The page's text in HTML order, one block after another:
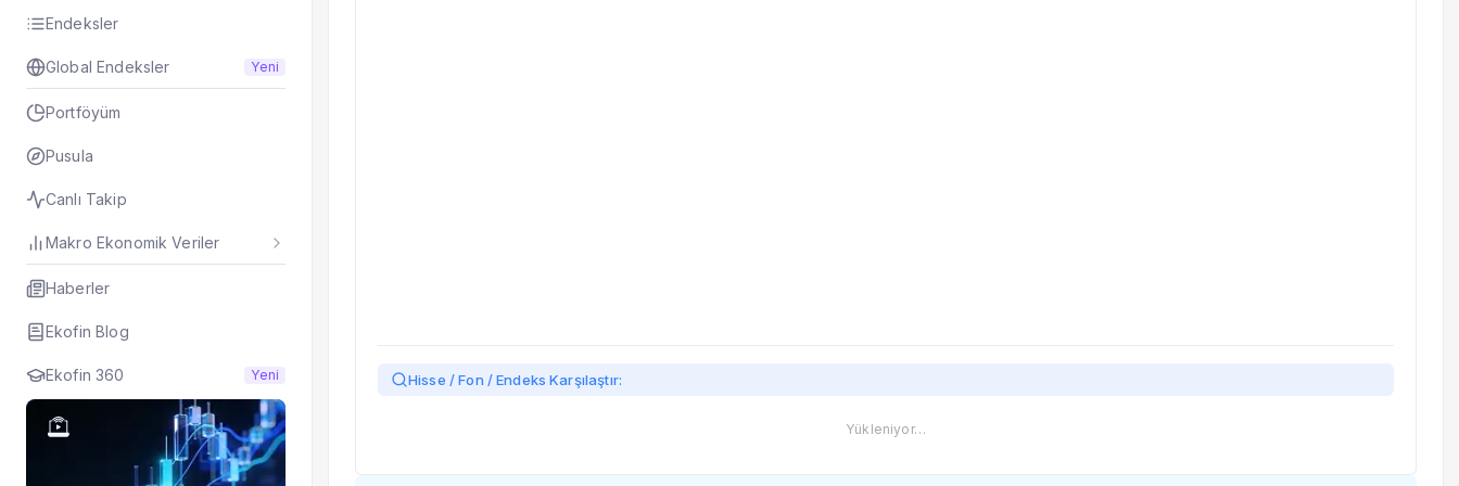
Endeksler
Global Endeksler Yeni
Portföyüm
Pusula
Canlı Takip
Makro Ekonomik Veriler
Haberler
Ekofin Blog
Ekofin 360 Yeni Hisse / Fon / Endeks Karşılaştır:
Yükleniyor…